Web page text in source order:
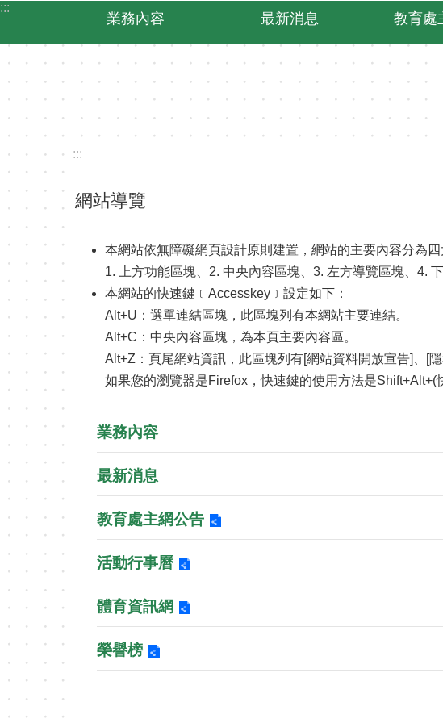
跳到主要內容區塊
:::
業務內容 最新消息 教育處
:::
網站導覽
本網站依無障礙網頁設計原則建置，網站的主要內容分為四
1. 上方功能區塊、2. 中央內容區塊、3. 左方導覽區塊、4.
本網站的快速鍵﹝Accesskey﹞設定如下：
Alt+U：選單連結區塊，此區塊列有本網站主要連結。
Alt+C：中央內容區塊，為本頁主要內容區。
Alt+Z：頁尾網站資訊，此區塊列有[網站資料開放宣告]、[
如果您的瀏覽器是Firefox，快速鍵的使用方法是
業務內容
最新消息
教育處主網公告
活動行事曆
體育資訊網
榮譽榜